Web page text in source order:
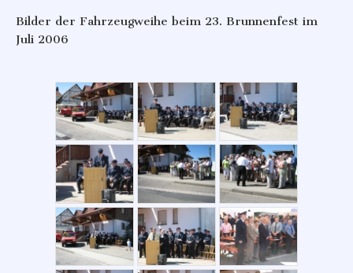
Bilder der Fahrzeugweihe beim 23. Brunnenfest im
Juli 2006